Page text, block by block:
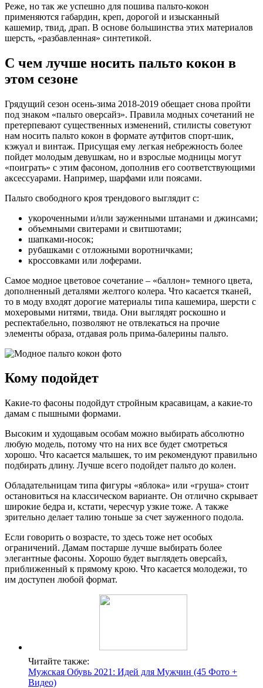
Реже, но так же успешно для пошива пальто-кокон
применяются габардин, креп, дорогой и изысканный
кашемир, твид, драп. В основе большинства этих материалов
шерсть, «разбавленная» синтетикой.
С чем лучше носить пальто кокон в
этом сезоне
Грядущий сезон осень-зима 2018-2019 обещает снова пройти
под знаком «пальто оверсайз». Правила модных сочетаний не
претерпевают существенных изменений, стилисты советуют
нам носить пальто кокон в формате аутфитов спорт-шик,
кэжуал и винтаж. Присущая ему легкая небрежность более
пойдет молодым девушкам, но и взрослые модницы могут
«поиграть» с этим фасоном, дополнив его соответствующими
аксессуарами. Например, шарфами или поясами.
Пальто свободного кроя трендового выглядит с:
укороченными и/или зауженными штанами и джинсами;
объемными свитерами и свитшотами;
шапками-носок;
рубашками с отложными воротничками;
кроссовками или лоферами.
Самое модное цветовое сочетание – «баллон» темного цвета,
дополненный деталями желтого колера. Что касается тканей,
то в моду входят дорогие материалы типа кашемира, шерсти с
мохеровыми нитями, твида. Они выглядят роскошно и
респектабельно, позволяют не отвлекаться на прочие
элементы образа, отдавая роль прима-балерины пальто.
Кому подойдет
Какие-то фасоны подойдут стройным красавицам, а какие-то
дамам с пышными формами.
Высоким и худощавым особам можно выбирать абсолютно
любую модель, потому что на них все будет смотреться
хорошо. Что касается малышек, то им рекомендуют правильно
подбирать длину. Лучше всего подойдет пальто до колен.
Обладательницам типа фигуры «яблока» или «груша» стоит
остановиться на классическом варианте. Он отлично скрывает
широкие бедра и, кстати, чересчур узкие тоже. А также
зрительно делает талию тоньше за счет зауженного подола.
Если говорить о возрасте, то здесь тоже нет особых
ограничений. Дамам постарше лучше выбирать более
элегантные фасоны. Хорошо будет выглядеть оверсайз,
приближенный к прямому крою. Что касается молодежи, то
им доступен любой формат.
Читайте также:
Мужская Обувь 2021: Идей для Мужчин (45 Фото +
Видео)